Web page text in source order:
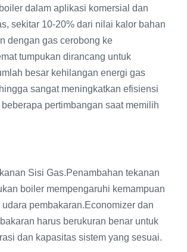
dalam aplikasi komersial dan
sekitar 10-20% dari nilai kalor bahan
dengan gas cerobong ke
tumpukan dirancang untuk
besar kehilangan energi gas
sangat meningkatkan efisiensi
pertimbangan saat memilih
Sisi Gas.Penambahan tekanan
boiler mempengaruhi kemampuan
pembakaran.Economizer dan
harus berukuran benar untuk
dan kapasitas sistem yang sesuai.